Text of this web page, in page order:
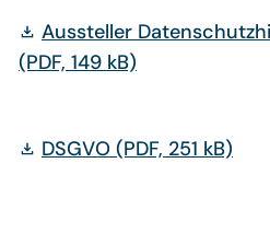
Aussteller
(PDF, 149 kB)
DSGVO(PDF, 251 kB)